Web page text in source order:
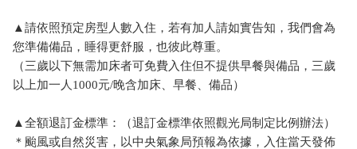
▲請依照預定房型人數入住，若有加人請如實告知，我們會為
您準備備品，睡得更舒服，也彼此尊重。
（三歲以下無需加床者可免費入住但不提供早餐與備品，三歲
以上加一人1000元/晚含加床、早餐、備品）
▲全額退訂金標準：（退訂金標準依照觀光局制定比例辦法）
＊颱風或自然災害，以中央氣象局預報為依據，入住當天發佈